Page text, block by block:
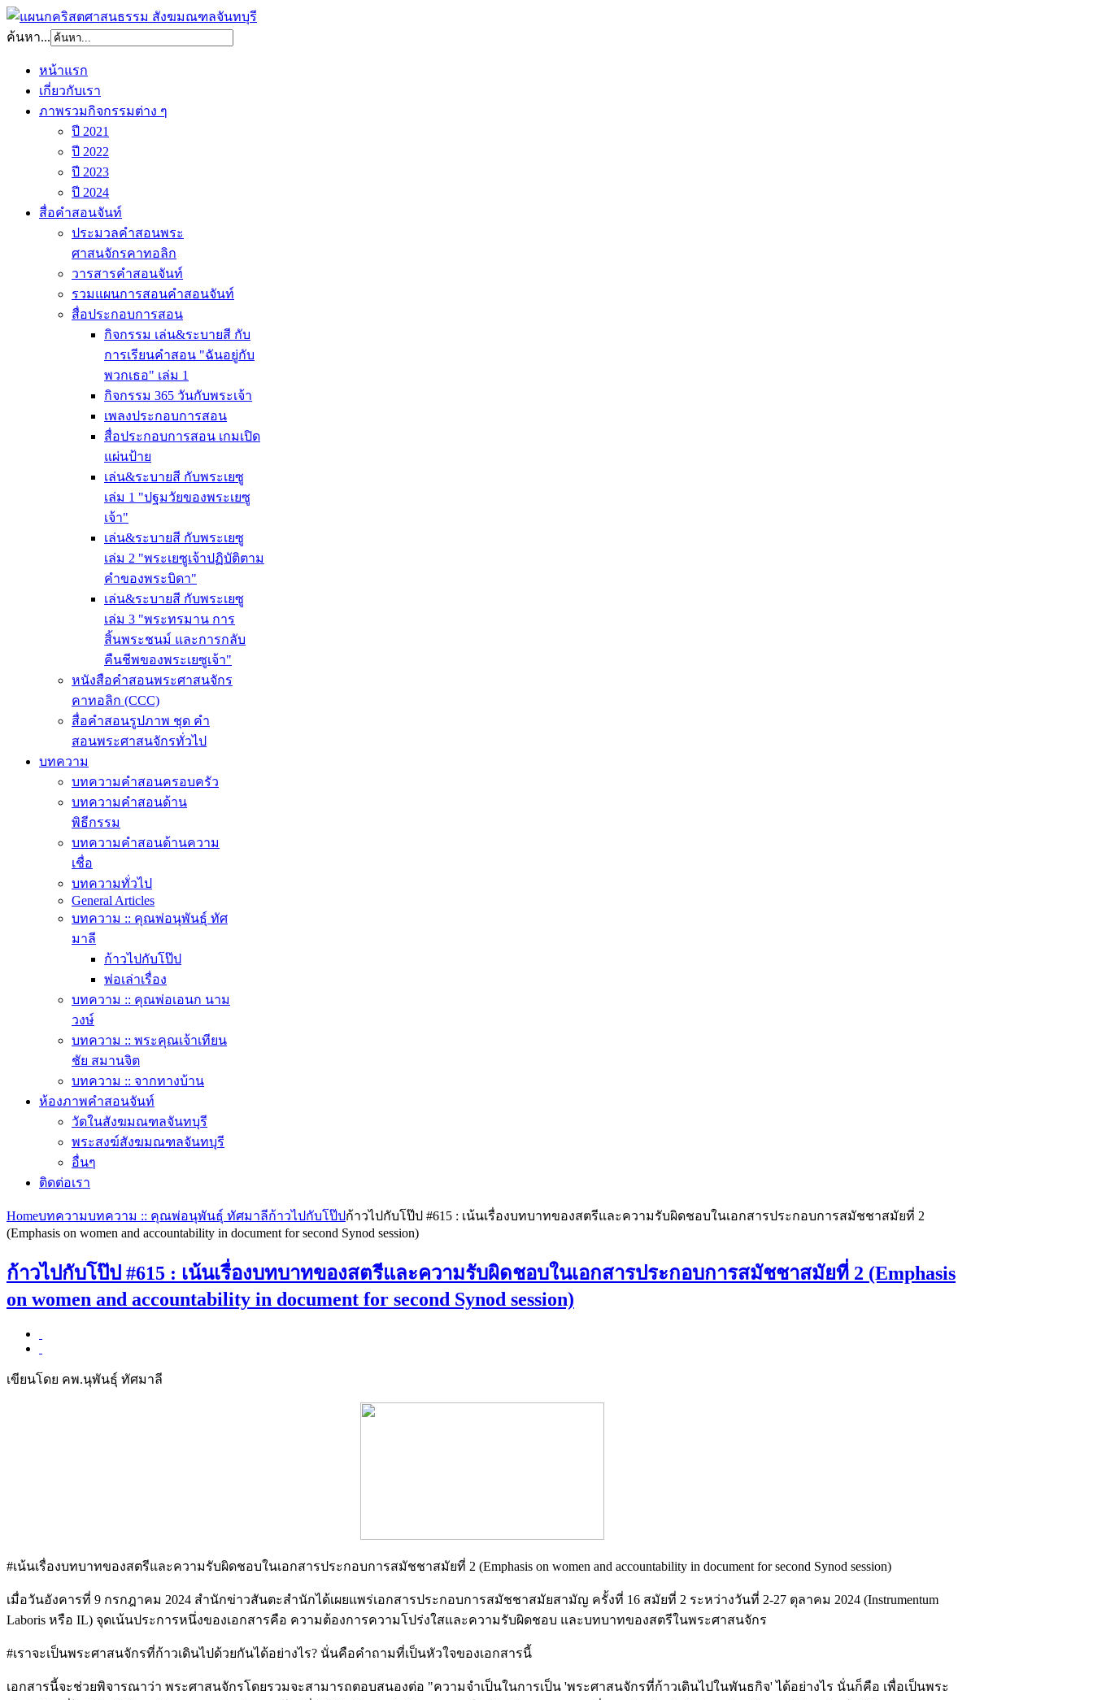
ค้นหา...
หน้าแรก
เกี่ยวกับเรา
ภาพรวมกิจกรรมต่าง ๆ
ปี 2021
ปี 2022
ปี 2023
ปี 2024
สื่อคำสอนจันท์
ประมวลคำสอนพระ
ศาสนจักรคาทอลิก
วารสารคำสอนจันท์
รวมแผนการสอนคำสอนจันท์
สื่อประกอบการสอน
กิจกรรม เล่น&ระบายสี กับ
การเรียนคำสอน "ฉันอยู่กับ
พวกเธอ" เล่ม 1
กิจกรรม 365 วันกับพระเจ้า
เพลงประกอบการสอน
สื่อประกอบการสอน เกมเปิด
แผ่นป้าย
เล่น&ระบายสี กับพระเยซู
เล่ม 1 "ปฐมวัยของพระเยซู
เจ้า"
เล่น&ระบายสี กับพระเยซู
เล่ม 2 "พระเยซูเจ้าปฏิบัติตาม
คำของพระบิดา"
เล่น&ระบายสี กับพระเยซู
เล่ม 3 "พระทรมาน การ
สิ้นพระชนม์ และการกลับ
คืนชีพของพระเยซูเจ้า"
หนังสือคำสอนพระศาสนจักร
คาทอลิก (CCC)
สื่อคำสอนรูปภาพ ชุด คำ
สอนพระศาสนจักรทั่วไป
บทความ
บทความคำสอนครอบครัว
บทความคำสอนด้าน
พิธีกรรม
บทความคำสอนด้านความ
เชื่อ
บทความทั่วไป
General Articles
บทความ :: คุณพ่อนุพันธุ์ ทัศ
มาลี
ก้าวไปกับโป๊ป
พ่อเล่าเรื่อง
บทความ :: คุณพ่อเอนก นาม
วงษ์
บทความ :: พระคุณเจ้าเทียน
ชัย สมานจิต
บทความ :: จากทางบ้าน
ห้องภาพคำสอนจันท์
วัดในสังฆมณฑลจันทบุรี
พระสงฆ์สังฆมณฑลจันทบุรี
อื่นๆ
ติดต่อเรา
Homeบทความบทความ :: คุณพ่อนุพันธุ์ ทัศมาลีก้าวไปกับโป๊ปก้าวไปกับโป๊ป #615 : เน้นเรื่องบทบาทของสตรีและความรับผิดชอบในเอกสารประกอบการสมัชชาสมัยที่ 2
(Emphasis on women and accountability in document for second Synod session)
ก้าวไปกับโป๊ป #615 : เน้นเรื่องบทบาทของสตรีและความรับผิดชอบในเอกสารประกอบการสมัชชาสมัยที่ 2 (Emphasis
on women and accountability in document for second Synod session)
เขียนโดย คพ.นุพันธุ์ ทัศมาลี
#เน้นเรื่องบทบาทของสตรีและความรับผิดชอบในเอกสารประกอบการสมัชชาสมัยที่ 2 (Emphasis on women and accountability in document for second Synod session)
เมื่อวันอังคารที่ 9 กรกฎาคม 2024 สำนักข่าวสันตะสำนักได้เผยแพร่เอกสารประกอบการสมัชชาสมัยสามัญ ครั้งที่ 16 สมัยที่ 2 ระหว่างวันที่ 2-27 ตุลาคม 2024 (Instrumentum
Laboris หรือ IL) จุดเน้นประการหนึ่งของเอกสารคือ ความต้องการความโปร่งใสและความรับผิดชอบ และบทบาทของสตรีในพระศาสนจักร
#เราจะเป็นพระศาสนจักรที่ก้าวเดินไปด้วยกันได้อย่างไร? นั่นคือคำถามที่เป็นหัวใจของเอกสารนี้
เอกสารนี้จะช่วยพิจารณาว่า พระศาสนจักรโดยรวมจะสามารถตอบสนองต่อ "ความจำเป็นในการเป็น 'พระศาสนจักรที่ก้าวเดินไปในพันธกิจ' ได้อย่างไร นั่นก็คือ เพื่อเป็นพระ